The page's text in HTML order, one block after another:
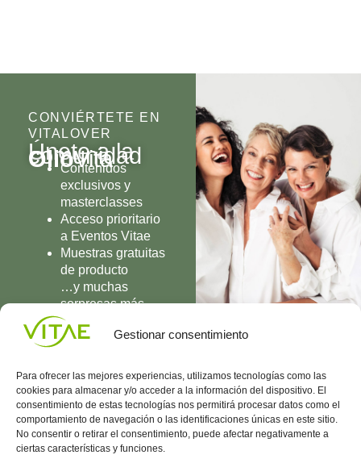
Gestionar consentimiento
Para ofrecer las mejores experiencias, utilizamos tecnologías como las
cookies para almacenar y/o acceder a la información del dispositivo. El
consentimiento de estas tecnologías nos permitirá procesar datos como el
comportamiento de navegación o las identificaciones únicas en este sitio.
No consentir o retirar el consentimiento, puede afectar negativamente a
ciertas características y funciones.
CONVIÉRTETE EN
VITALOVER
Únete a la
comunidad
OlioVita
Contenidos
exclusivos y
masterclasses
Acceso prioritario
a Eventos Vitae
Muestras gratuitas
de producto
…y muchas
sorpresas más
UNIRME
Conocenos
Vitae
Política
de
(+34)
935